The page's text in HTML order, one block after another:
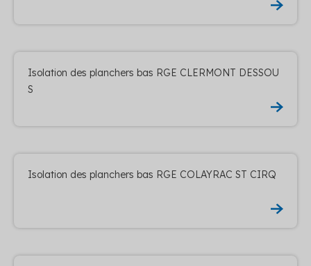
Isolation des planchers bas RGE CLERMONT DESSOU
S
Isolation des planchers bas RGE COLAYRAC ST CIRQ